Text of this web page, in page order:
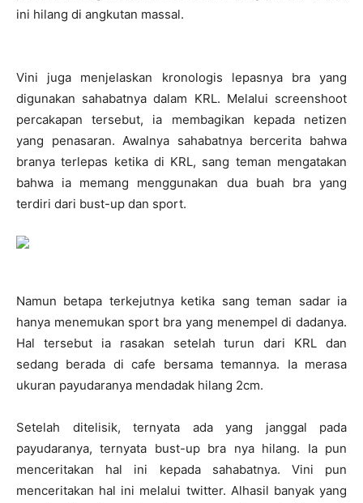
ini hilang di angkutan massal.
Vini juga menjelaskan kronologis lepasnya bra yang
digunakan sahabatnya dalam KRL. Melalui screenshoot
percakapan tersebut, ia membagikan kepada netizen
yang penasaran. Awalnya sahabatnya bercerita bahwa
branya terlepas ketika di KRL, sang teman mengatakan
bahwa ia memang menggunakan dua buah bra yang
terdiri dari bust-up dan sport.
Namun betapa terkejutnya ketika sang teman sadar ia
hanya menemukan sport bra yang menempel di dadanya.
Hal tersebut ia rasakan setelah turun dari KRL dan
sedang berada di cafe bersama temannya. Ia merasa
ukuran payudaranya mendadak hilang 2cm.
Setelah ditelisik, ternyata ada yang janggal pada
payudaranya, ternyata bust-up bra nya hilang. Ia pun
menceritakan hal ini kepada sahabatnya. Vini pun
menceritakan hal ini melalui twitter. Alhasil banyak yang